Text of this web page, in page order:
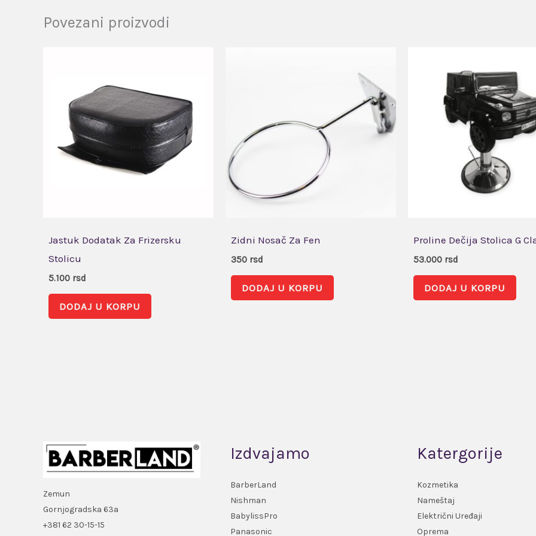
Povezani proizvodi
Jastuk Dodatak Za Frizersku
Stolicu
5.100 rsd
DODAJ U KORPU
Zidni Nosač Za Fen
350 rsd
DODAJ U KORPU
Proline Dečija Stolica G
53.000 rsd
DODAJ U KORPU
Zemun
Gornjogradska 63a
+381 62 30-15-15
Izdvajamo
BarberLand
Nishman
BabylissPro
Panasonic
Katergorije
Kozmetika
Nameštaj
Električni Uređaji
Oprema